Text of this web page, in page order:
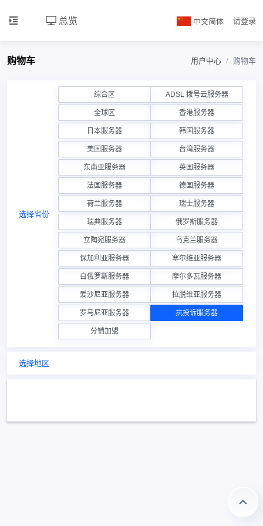
总览 中文简体 请登录
购物车 用户中心 购物车
选择省份
综合区 ADSL 拨号云服务器
全球区 香港服务器
日本服务器 韩国服务器
美国服务器 台湾服务器
东南亚服务器 英国服务器
法国服务器 德国服务器
荷兰服务器 瑞士服务器
瑞典服务器 俄罗斯服务器
立陶宛服务器 乌克兰服务器
保加利亚服务器 塞尔维亚服务器
白俄罗斯服务器 摩尔多瓦服务器
爱沙尼亚服务器 拉脱维亚服务器
罗马尼亚服务器 抗投诉服务器
分销加盟
选择地区